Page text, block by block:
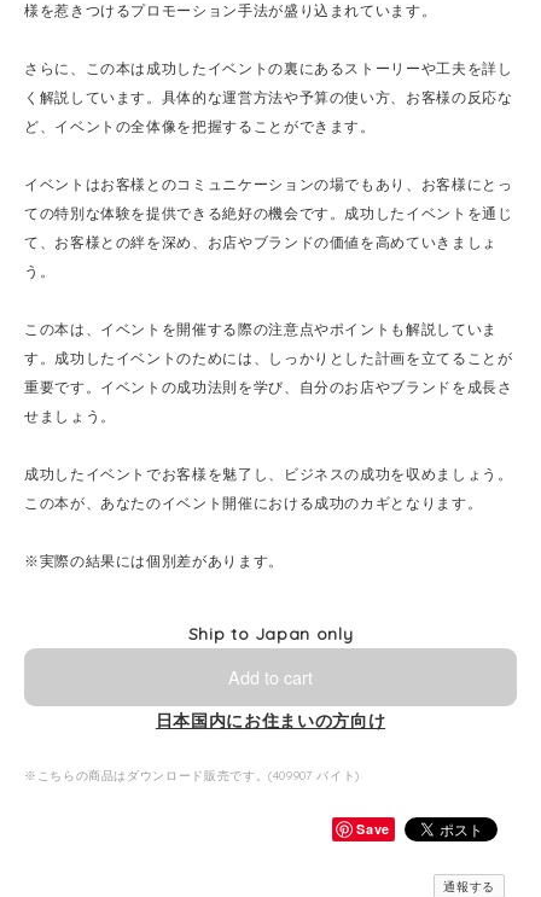
様を惹きつけるプロモーション手法が盛り込まれています。
さらに、この本は成功したイベントの裏にあるストーリーや工夫を詳し
く解説しています。具体的な運営方法や予算の使い方、お客様の反応な
ど、イベントの全体像を把握することができます。
イベントはお客様とのコミュニケーションの場でもあり、お客様にとっ
ての特別な体験を提供できる絶好の機会です。成功したイベントを通じ
て、お客様との絆を深め、お店やブランドの価値を高めていきましょ
う。
この本は、イベントを開催する際の注意点やポイントも解説していま
す。成功したイベントのためには、しっかりとした計画を立てることが
重要です。イベントの成功法則を学び、自分のお店やブランドを成長さ
せましょう。
成功したイベントでお客様を魅了し、ビジネスの成功を収めましょう。
この本が、あなたのイベント開催における成功のカギとなります。
※実際の結果には個別差があります。
Ship to Japan only
Add to cart
日本国内にお住まいの方向け
※こちらの商品はダウンロード販売です。(409907 バイト)
Save
通報する